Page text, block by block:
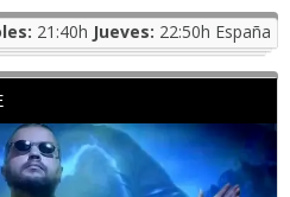
21:40h Jueves: 22:50h España